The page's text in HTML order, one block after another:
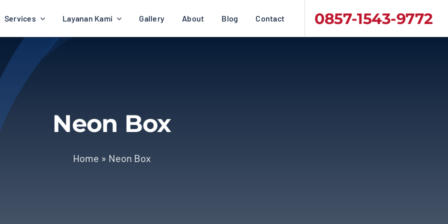
Services Layanan Kami Gallery About Blog Contact 0857-1543-9772
Neon Box
Home » Neon Box